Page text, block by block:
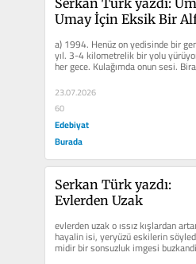
Umay İçin Eksik Bir
a) 1994. Henüz on yedisinde bir
yıl. 3-4 kilometrelik bir yolu
her gece. Kulağımda onun sesi.
biraz yemin...
23.07.2026
60
Edebiyat
Burada
Serkan Türk yazdı:
Evlerden Uzak
evlerden uzak o ıssız kışlardan
hayalin isi, yeryüzü eskilerin
midir bir sonsuzluk imgesi